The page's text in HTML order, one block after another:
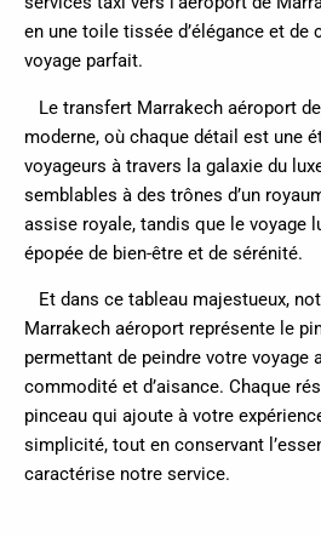
en une toile tissée d’élégance et de
voyage parfait.
Le transfert Marrakech aéroport
moderne, où chaque détail est une
voyageurs à travers la galaxie du
semblables à des trônes d’un
assise royale, tandis que le voyage
épopée de bien-être et de sérénité.
Et dans ce tableau majestueux,
Marrakech aéroport représente le
permettant de peindre votre voyage
commodité et d’aisance. Chaque
pinceau qui ajoute à votre
simplicité, tout en conservant
caractérise notre service.